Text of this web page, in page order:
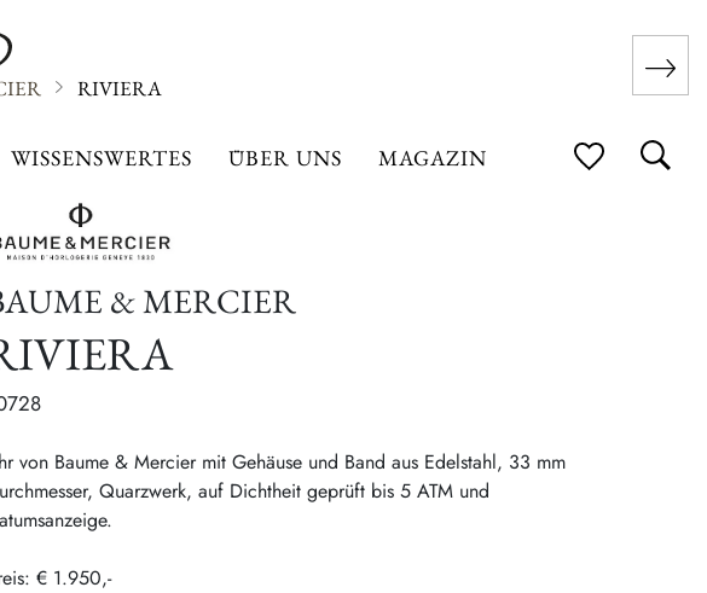
WISSENSWERTES ÜBER UNS MAGAZIN
RIVIERA
& MERCIER
von Baume & Mercier mit Gehäuse und Band aus Edelstahl, 33 mm
Quarzwerk, auf Dichtheit geprüft bis 5 ATM und
€ 1.950,-